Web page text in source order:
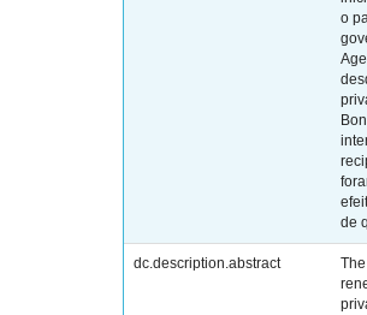
o
de
dc.description.abstract